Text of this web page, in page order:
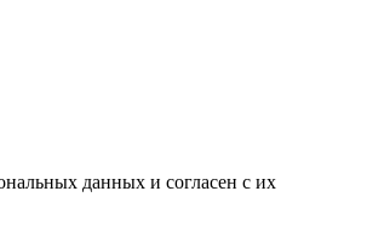
данных и согласен с их